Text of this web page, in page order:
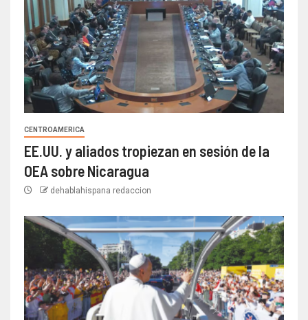
CENTROAMERICA
EE.UU. y aliados tropiezan en sesión de la
OEA sobre Nicaragua
dehablahispana redaccion